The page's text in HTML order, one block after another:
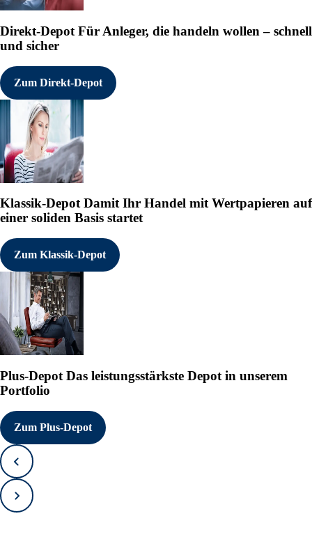
Direkt-Depot Für Anleger, die handeln wollen – schnell
und sicher
Zum Direkt-Depot
Klassik-DepotDamit Ihr Handel mit Wertpapieren auf
einer soliden Basis startet
Zum Klassik-Depot
Plus-Depot Das leistungsstärkste Depot in unserem
Portfolio
Zum Plus-Depot
Zurück
Vorwärts